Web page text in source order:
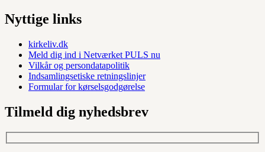
Nyttige links
kirkeliv.dk
Meld dig ind i Netværket PULS nu
Vilkår og persondatapolitik
Indsamlingsetiske retningslinjer
Formular for kørselsgodgørelse
Tilmeld dig nyhedsbrev